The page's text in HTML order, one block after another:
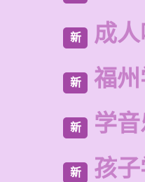
新 成
新 福
新 学
新 孩